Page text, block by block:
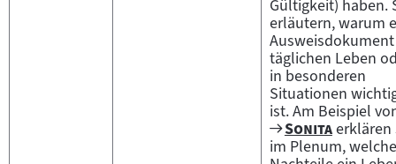
Gültigkeit) haben.
erläutern, warum
täglichen Leben
in besonderen
Situationen
ist. Am Beispiel
Zum
Filmarchiv:
"
Sonita"
erklären
im Plenum, welche